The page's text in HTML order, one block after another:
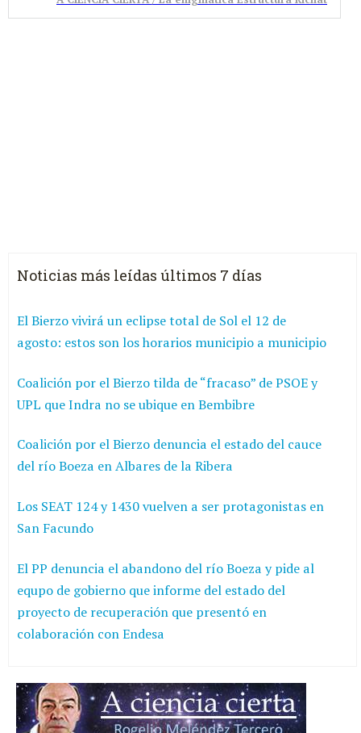
Noticias más leídas últimos 7 días
El Bierzo vivirá un eclipse total de Sol el 12 de
agosto: estos son los horarios municipio a municipio
Coalición por el Bierzo tilda de “fracaso” de PSOE y
UPL que Indra no se ubique en Bembibre
Coalición por el Bierzo denuncia el estado del cauce
del río Boeza en Albares de la Ribera
Los SEAT 124 y 1430 vuelven a ser protagonistas en
San Facundo
El PP denuncia el abandono del río Boeza y pide al
equpo de gobierno que informe del estado del
proyecto de recuperación que presentó en
colaboración con Endesa